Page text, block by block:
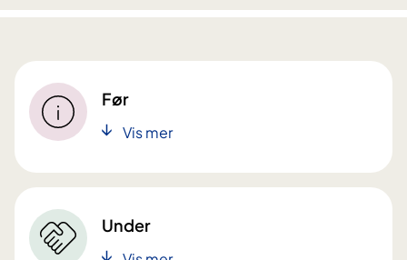
Før
Vis mer
Under